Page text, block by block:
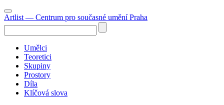
Artlist — Centrum pro současné umění Praha
Umělci
Teoretici
Skupiny
Prostory
Díla
Klíčová slova